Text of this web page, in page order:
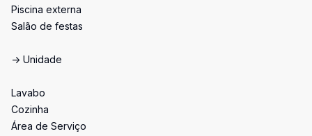
Piscina externa
Salão de festas
-> Unidade
Lavabo
Cozinha
Área de Serviço